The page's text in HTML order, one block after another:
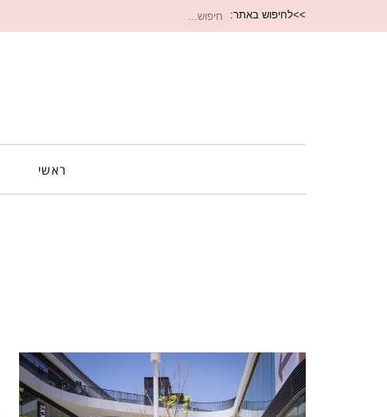
>>לחיפוש באתר: חיפוש
ראשי